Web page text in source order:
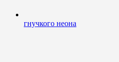
гнучкого неона